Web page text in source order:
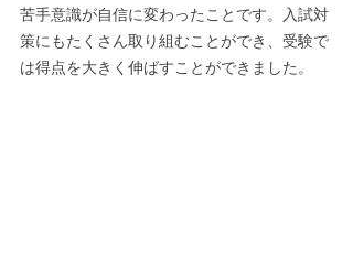
苦手意識が自信に変わったことです。入試対
策にもたくさん取り組むことができ、受験で
は得点を大きく伸ばすことができました。